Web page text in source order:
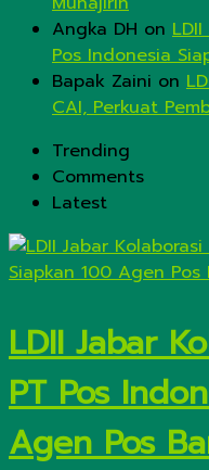
Angka DH on
Pos Indonesia
Bapak Zaini on
CAI, Perkuat
Trending
Comments
Latest
LDII Jabar
PT Pos
Agen Pos